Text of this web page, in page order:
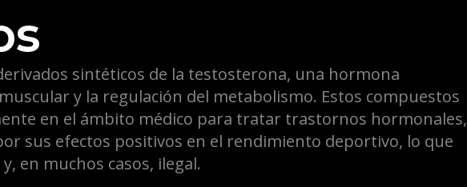
sintéticos de la testosterona, una hormona
y la regulación del metabolismo. Estos compuestos
en el ámbito médico para tratar trastornos hormonales,
sus efectos positivos en el rendimiento deportivo, lo que
en muchos casos, ilegal.